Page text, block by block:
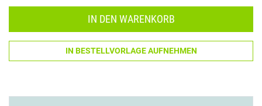
IN DEN WARENKORB
IN BESTELLVORLAGE AUFNEHMEN